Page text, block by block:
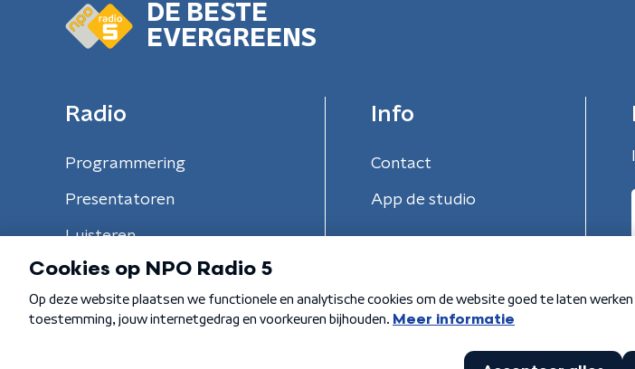
DE BESTE
EVERGREENS
Radio
Programmering
Presentatoren
Luisteren
Info
Contact
App de studio
Algemene voorwaarden Privacybeleid